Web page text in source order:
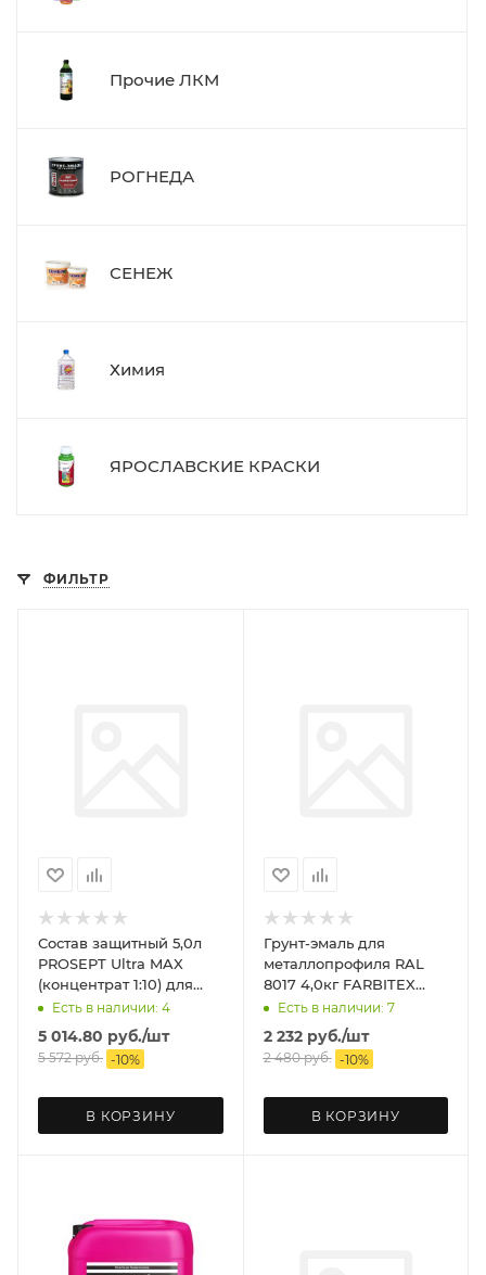
Прочие ЛКМ
РОГНЕДА
СЕНЕЖ
Химия
ЯРОСЛАВСКИЕ КРАСКИ
ФИЛЬТР
Состав защитный 5,0л
PROSEPT Ultra MAX
(концентрат 1:10) для
внутр и наруж работ,
невымываемый
Есть в наличии: 4
5 014.80 руб./шт
5 572руб. -10%
В КОРЗИНУ
Грунт-эмаль для
металлопрофиля RAL
8017 4,0кг FARBITEX
Профи master prime
Есть в наличии: 7
2 232руб./шт
2 480руб. -10%
В КОРЗИНУ